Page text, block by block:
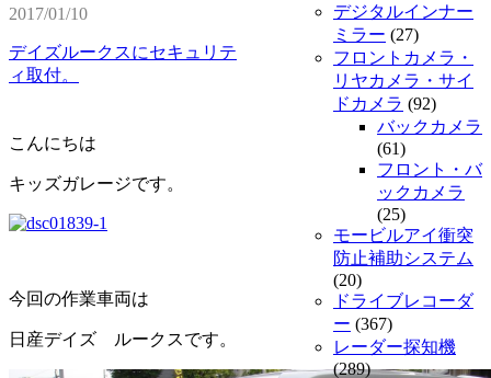
2017/01/10
デイズルークスにセキュリテ
ィ取付。
こんにちは
キッズガレージです。
今回の作業車両は
日産デイズ ルークスです。
デジタルインナー
ミラー (27)
フロントカメラ・
リヤカメラ・サイ
ドカメラ (92)
バックカメラ
(61)
フロント・バ
ックカメラ
(25)
モービルアイ衝突
防止補助システム
(20)
ドライブレコーダ
ー (367)
レーダー探知機
(289)